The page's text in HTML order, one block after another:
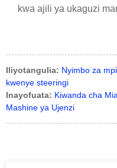
kwa ajili ya ukaguzi
Iliyotangulia: Nyimbo za
kwenye steeringi
Inayofuata: Kiwanda cha
Mashine ya Ujenzi